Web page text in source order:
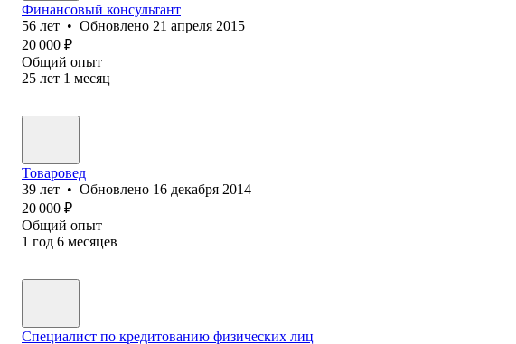
Финансовый консультант
56 лет • Обновлено 21 апреля 2015
20 000 ₽
Общий опыт
25 лет 1 месяц
Товаровед
39 лет • Обновлено 16 декабря 2014
20 000 ₽
Общий опыт
1 год 6 месяцев
Специалист по кредитованию физических лиц